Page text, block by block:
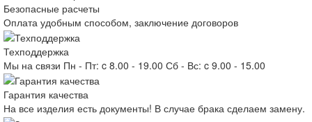
Безопасные расчеты
Оплата удобным способом, заключение договоров
Техподдержка
Мы на связи Пн - Пт: c 8.00 - 19.00 Сб - Вс: c 9.00 - 15.00
Гарантия качества
На все изделия есть документы! В случае брака сделаем замену.